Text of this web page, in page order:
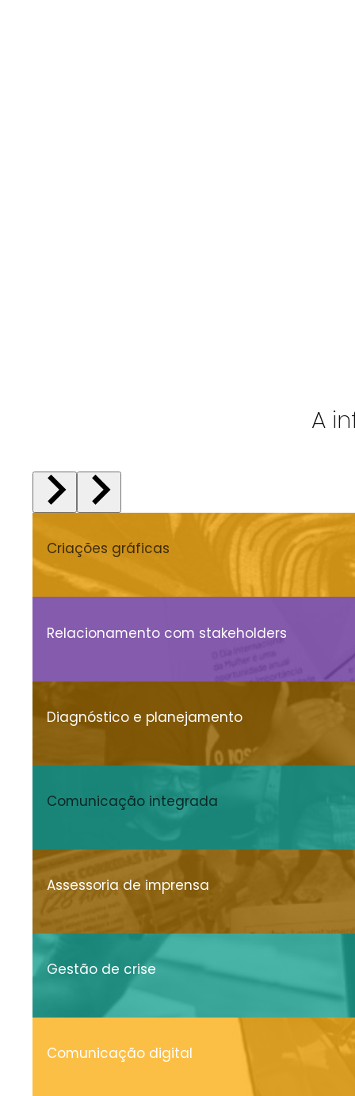
A
Criações gráficas
Relacionamento com stakeholders
Diagnóstico e planejamento
Comunicação integrada
Assessoria de imprensa
Gestão de crise
Comunicação digital